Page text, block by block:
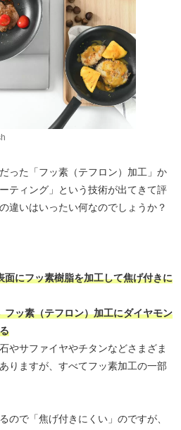
った「フッ素（テフロン）加工」か
ティング」という技術が出てきて評
違いはいったい何なのでしょうか？
にフッ素樹脂を加工して焦げ付きに
ッ素（テフロン）加工にダイヤモン
やサファイヤやチタンなどさまざま
りますが、すべてフッ素加工の一部
ので「焦げ付きにくい」のですが、